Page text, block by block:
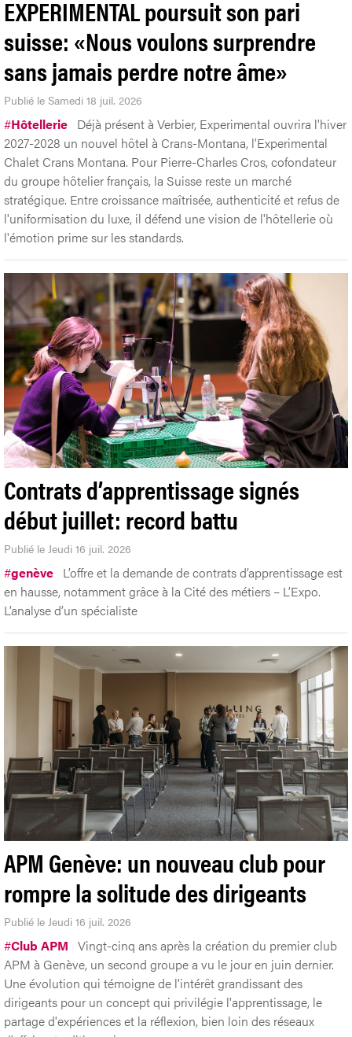
EXPERIMENTAL poursuit son pari
suisse: «Nous voulons surprendre
sans jamais perdre notre âme»
Publié le Samedi 18 juil. 2026
#Hôtellerie Déjà présent à Verbier, Experimental ouvrira l'hiver
2027-2028 un nouvel hôtel à Crans-Montana, l’Experimental
Chalet Crans Montana. Pour Pierre-Charles Cros, cofondateur
du groupe hôtelier français, la Suisse reste un marché
stratégique. Entre croissance maîtrisée, authenticité et refus de
l'uniformisation du luxe, il défend une vision de l'hôtellerie où
l'émotion prime sur les standards.
Contrats d’apprentissage signés
début juillet: record battu
Publié le Jeudi 16 juil. 2026
#genève L’offre et la demande de contrats d’apprentissage est
en hausse, notamment grâce à la Cité des métiers – L’Expo.
L’analyse d’un spécialiste
APM Genève: un nouveau club pour
rompre la solitude des dirigeants
Publié le Jeudi 16 juil. 2026
#Club APM Vingt-cinq ans après la création du premier club
APM à Genève, un second groupe a vu le jour en juin dernier.
Une évolution qui témoigne de l'intérêt grandissant des
dirigeants pour un concept qui privilégie l'apprentissage, le
partage d'expériences et la réflexion, bien loin des réseaux